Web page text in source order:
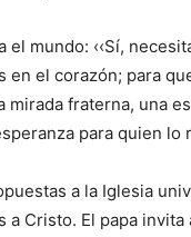
mundo: ‹‹Sí,
el corazón; para
fraterna, una
para quien lo
a la Iglesia
Cristo. El papa invita